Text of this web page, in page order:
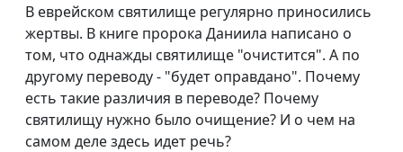
Тени в Писании: как
переводчики
создают
привидений?
Александр Богданенков,
священнослужитель,
филолог, литературовед,
Олег Габрусевич,
священнослужитель,
историк, богослов
#156
В еврейском святилище регулярно приносились
жертвы. В книге пророка Даниила написано о
том, что однажды святилище "очистится". А по
другому переводу - "будет оправдано". Почему
есть такие различия в переводе? Почему
святилищу нужно было очищение? И о чем на
самом деле здесь идет речь?